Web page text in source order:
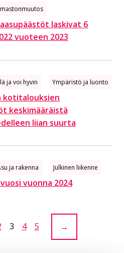
laskivat 6
vuoteen 2023
ja voi hyvin Ympäristö ja luonto
kotitalouksien
keskimääräistä
liian suurta
ja rakenna Julkinen liikenne
vuonna 2024
Sivu:
3 Sivu:
4 Sivu:
5 →